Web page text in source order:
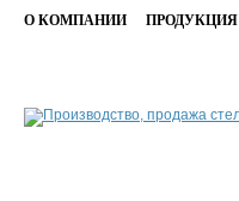
О КОМПАНИИ ПРОДУКЦИЯ